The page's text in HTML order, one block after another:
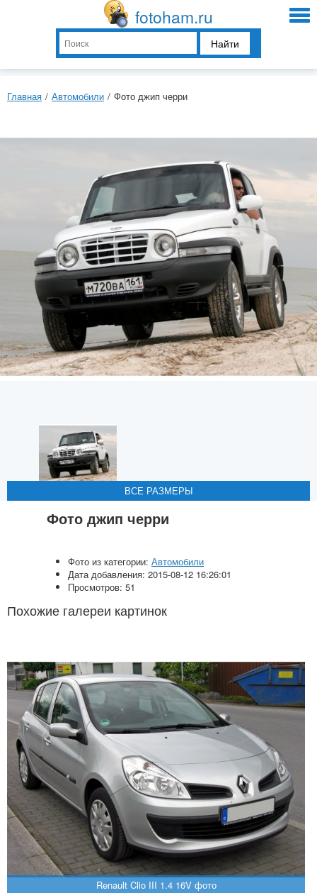
fotoham.ru
Найти
Главная / Автомобили / Фото джип черри
ВСЕ РАЗМЕРЫ
ВСЕ РАЗМЕРЫ
ВСЕ РАЗМЕРЫ
ВСЕ РАЗМЕРЫ
ВСЕ РАЗМЕРЫ
Фото джип черри
Фото из категории: Автомобили
Дата добавления: 2015-08-12 16:26:01
Просмотров: 51
Похожие галереи картинок
Renault Clio III 1.4 16V фото